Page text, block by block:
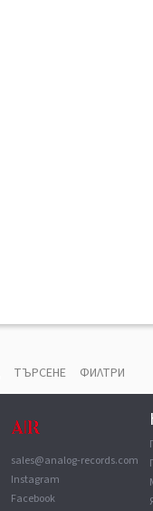
ТЪРСЕНЕ ФИЛТРИ
sales@analog-records.com
Instagram
Facebook